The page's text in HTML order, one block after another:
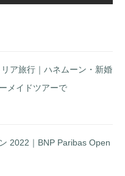
リア旅行｜ハネムーン・新婚
メイドツアーで
2022｜BNP Paribas Open